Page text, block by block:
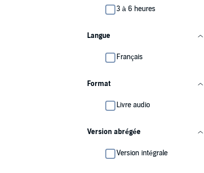
3 à 6 heures
Langue
Français
Format
Livre audio
Version abrégée
Version intégrale